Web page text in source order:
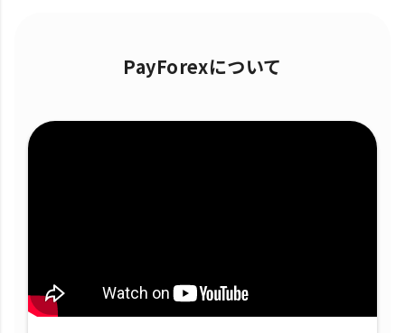
PayForexについて